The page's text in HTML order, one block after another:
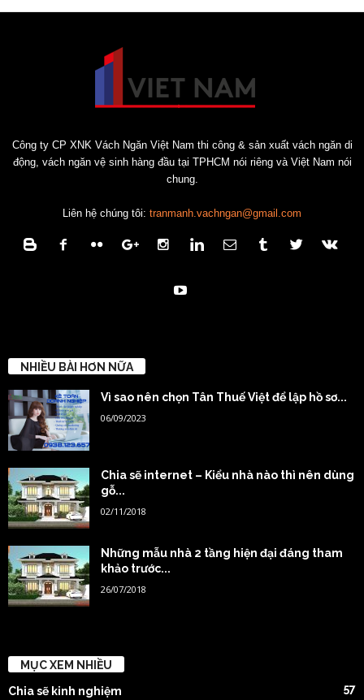
Công ty CP XNK Vách Ngăn Việt Nam thi công & sản xuất vách ngăn di
động, vách ngăn vệ sinh hàng đầu tại TPHCM nói riêng và Việt Nam nói
chung.
Liên hệ chúng tôi: tranmanh.vachngan@gmail.com
NHIỀU BÀI HƠN NỮA
Vì sao nên chọn Tân Thuế Việt để lập hồ sơ...
06/09/2023
Chia sẽ internet – Kiểu nhà nào thì nên dùng
gỗ...
02/11/2018
Những mẫu nhà 2 tầng hiện đại đáng tham
khảo trước...
26/07/2018
MỤC XEM NHIỀU
Chia sẽ kinh nghiệm
57